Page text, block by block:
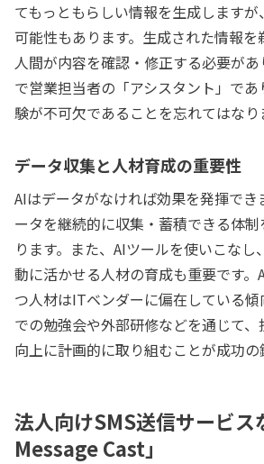
てもっともらしい情報を生成します
可能性もあります。生成された情報
人間が内容を確認・修正する必要があ
で営業担当者の「アシスタント」で
験が不可欠であることを忘れてはなり
データ収集と人材育成の重要性
AIはデータがなければ効果を発揮で
ータを継続的に収集・蓄積できる体
ります。また、AIツールを使いこな
動に活かせる人材の育成も重要です
つ人材はITベンダーに偏在している
での勉強会や外部研修などを通じて
向上に計画的に取り組むことが成功の
法人向けSMS送信サービス
Message Cast」